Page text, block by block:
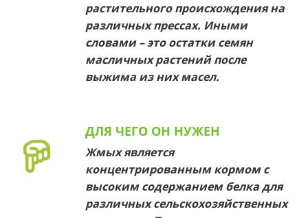
растительного происхождения на
различных прессах. Иными
словами – это остатки семян
масличных растений после
выжима из них масел.
ДЛЯ ЧЕГО ОН НУЖЕН
Жмых является
концентрированным кормом с
высоким содержанием белка для
различных сельскохозяйственных